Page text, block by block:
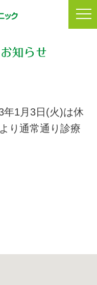
知らせ
年1月3日(火)は休
り通常通り診療